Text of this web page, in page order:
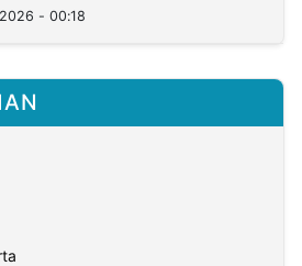
- 00:18